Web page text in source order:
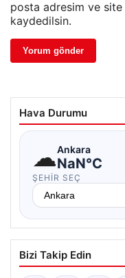
posta adresim ve site
kaydedilsin.
Hava Durumu
☁Ankara
NaN°C
ŞEHIR SEÇ
Bizi Takip Edin